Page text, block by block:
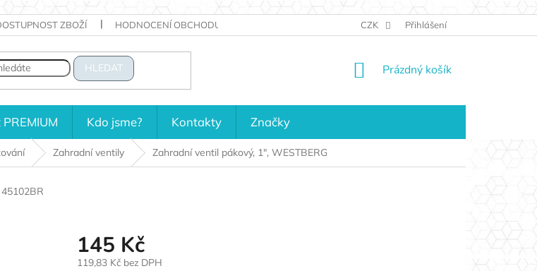
ZBOŽÍ HODNOCENÍ OBCHODU KONTAKTY KDO JSME?
CZK Přihlášení
HLEDAT
NÁKUPNÍ
Prázdný košík
PREMIUM Kdo jsme? Kontakty Značky
Zahradní ventily Zahradní ventil pákový, 1", WESTBERG
45102BR
145 Kč
119,83 Kč bez DPH